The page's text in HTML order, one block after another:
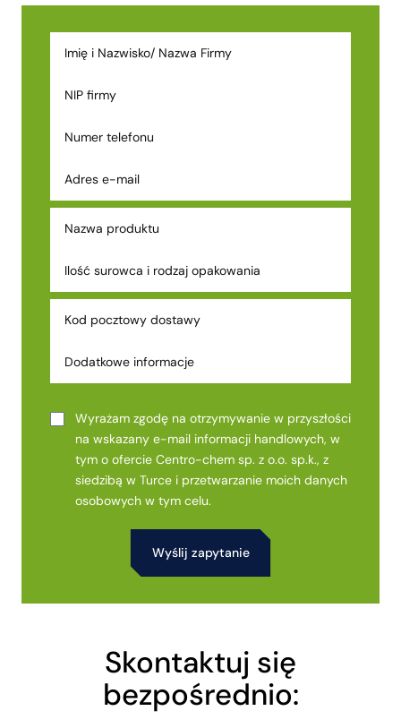
Wyrażam zgodę na otrzymywanie w przyszłości
na wskazany e-mail informacji handlowych, w
tym o ofercie Centro-chem sp. z o.o. sp.k., z
siedzibą w Turce i przetwarzanie moich danych
osobowych w tym celu.
Skontaktuj się
bezpośrednio: